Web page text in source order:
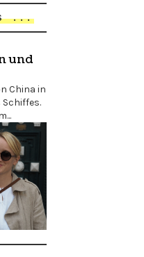
...
und
China in
Schiffes.